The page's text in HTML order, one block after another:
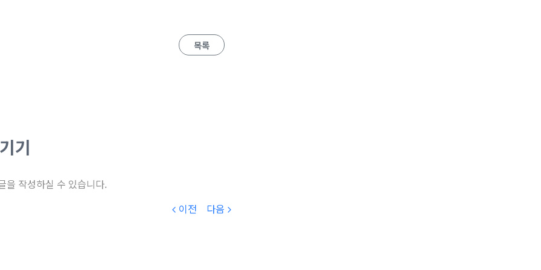
목록
기
을 작성하실 수 있습니다.
이전
다음